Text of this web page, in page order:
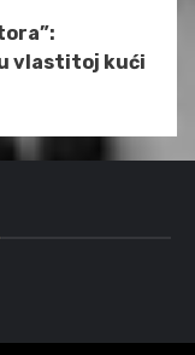
vlastitoj kući